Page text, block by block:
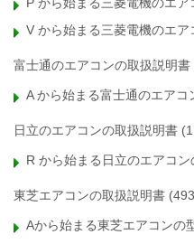
V から始まる三菱電機のエア
富士通のエアコンの取扱説明書
A から始まる富士通のエアコ
日立のエアコンの取扱説明書
R から始まる日立のエアコン
東芝エアコンの取扱説明書
Aから始まる東芝エアコンの